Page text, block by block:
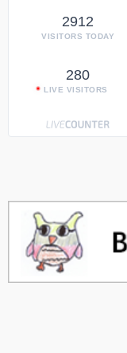
2912
VISITORS TODAY
280
LIVE VISITORS